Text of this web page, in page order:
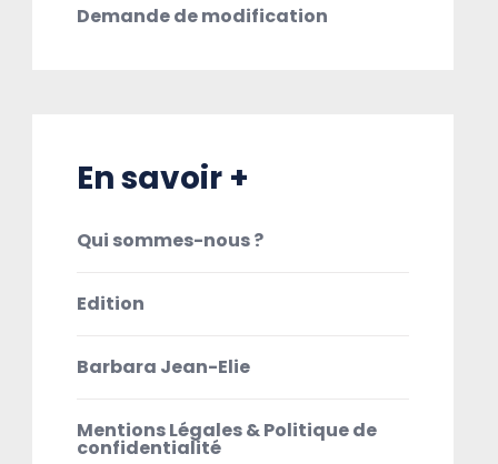
Demande de modification
En savoir +
Qui sommes-nous ?
Edition
Barbara Jean-Elie
Mentions Légales & Politique de
confidentialité